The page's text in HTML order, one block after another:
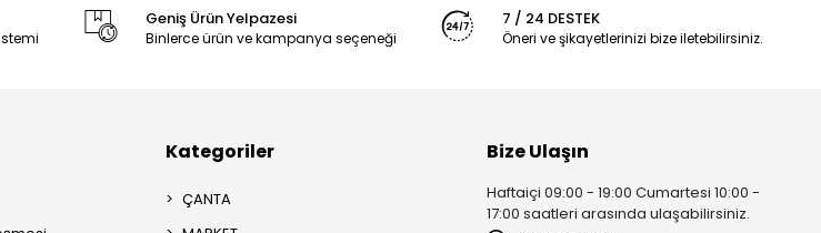
Geniş Ürün Yelpazesi
Binlerce ürün ve kampanya seçeneği
7 / 24 DESTEK
Öneri ve şikayetlerinizi bize iletebilirsiniz.
Kategoriler
ÇANTA
Bize Ulaşın
Haftaiçi 09:00 - 19:00 Cumartesi 10:00 -
17:00 saatleri arasında ulaşabilirsiniz.